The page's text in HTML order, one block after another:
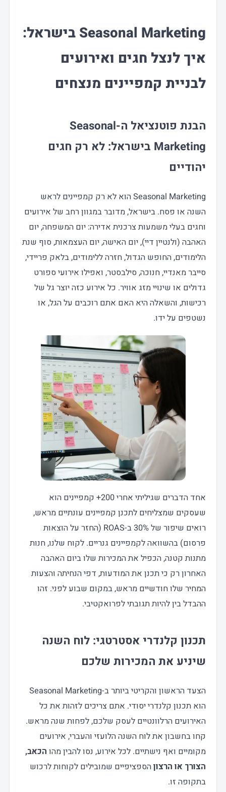
Seasonal Marketing בישראל:
איך לנצל חגים ואירועים
לבניית קמפיינים מנצחים
הבנת פוטנציאל ה-Seasonal
Marketing בישראל: לא רק חגים
יהודיים
Seasonal Marketing הוא לא רק קמפיינים לראש
השנה או פסח. בישראל, מדובר במגוון רחב של אירועים
וחגים בעלי משמעות צרכנית אדירה: יום המשפחה, יום
האהבה (ולנטיין דיי), יום האישה, יום העצמאות, סוף שנת
הלימודים, החופש הגדול, חזרה ללימודים, בלאק פריידי,
סייבר מאנדיי, חנוכה, סילבסטר, ואפילו אירועי ספורט
גדולים או שינויי מזג אוויר. כל אירוע כזה יוצר גל של
רכישות, והשאלה היא האם אתם רוכבים על הגל, או
נשטפים על ידו.
אחד הדברים שגיליתי אחרי 200+ קמפיינים הוא
שעסקים שמצליחים לתכנן קמפיינים עונתיים מראש,
רואים שיפור של 30% ב-ROAS (החזר על הוצאות
פרסום) בהשוואה לקמפיינים גנריים. לקוח שלנו, חנות
מתנות קטנה, הכפיל את המכירות שלו ביום האהבה
האחרון רק כי תכנן את המודעות, דפי הנחיתה והצעות
המחיר שלו חודשיים מראש, במקום שבוע לפני. זהו
ההבדל בין להיות תגובתי לפרואקטיבי.
תכנון קלנדרי אסטרטגי: לוח השנה
שיניע את המכירות שלכם
הצעד הראשון והקריטי ביותר ב-Seasonal Marketing
הוא תכנון קלנדרי יסודי. אתם צריכים לזהות את כל
האירועים הרלוונטיים לעסק שלכם, לפחות שנה מראש.
קחו בחשבון את לוח השנה הלועזי והעברי, אירועים
מקומיים ואף נישתיים. לכל אירוע, נסו להבין מהו הכאב,
הצורך או הרצוןהספציפיים שמובילים לקוחות לרכוש
בתקופה זו.